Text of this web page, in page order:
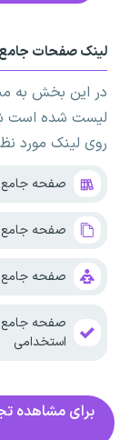
لینک صفحات جامع
در این بخش به
لیست شده است
روی لینک مورد
صفحه جامع
صفحه جامع
صفحه جامع
صفحه جامع
استخدامی
برای مشاهده